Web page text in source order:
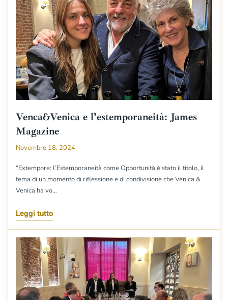
Venca&Venica e l'estemporaneità: James
Magazine
Novembre 18, 2024
“Extempore: l’Estemporaneità come Opportunità è stato il titolo, il
tema di un momento di riflessione e di condivisione che Venica &
Venica ha vo…
Leggi tutto